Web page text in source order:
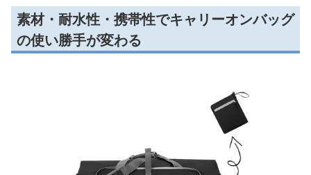
素材・耐水性・携帯性でキャリーオンバッグ
の使い勝手が変わる